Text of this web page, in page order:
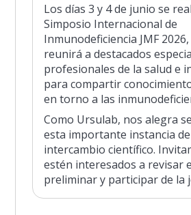
Los días 3 y 4 de junio se
Simposio Internacional de
Inmunodeficiencia JMF
reunirá a destacados
profesionales de la salud e
para compartir
en torno a las
Como Ursulab, nos alegra
esta importante instancia
intercambio científico.
estén interesados a revisar
preliminar y participar de la